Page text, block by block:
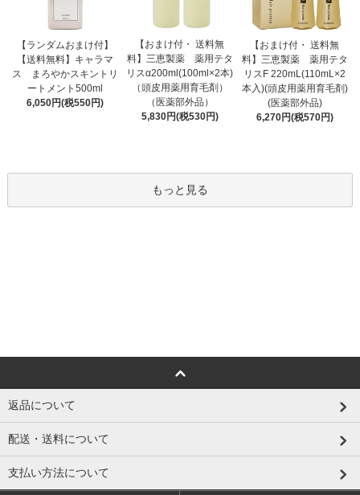
【ランダムおまけ付】
【送料無料】キャラマ
ス まろやかスキントリ
ートメント500ml
6,050円(税550円)
【おまけ付・ 送料無
料】三恵製薬 薬用テタ
リスα200ml(100ml×2本)
（頭皮用薬用育毛剤）
（医薬部外品）
5,830円(税530円)
【おまけ付・ 送料無
料】三恵製薬 薬用テタ
リスF 220mL(110mL×2
本入)(頭皮用薬用育毛剤)
(医薬部外品)
6,270円(税570円)
もっと見る
返品について
配送・送料について
支払い方法について